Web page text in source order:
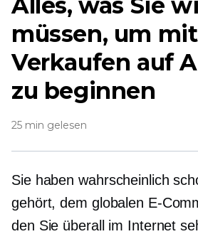
müssen, um
Verkaufen auf
zu beginnen
25 min gelesen
Sie haben wahrscheinlich
gehört, dem globalen E-
den Sie überall im Internet